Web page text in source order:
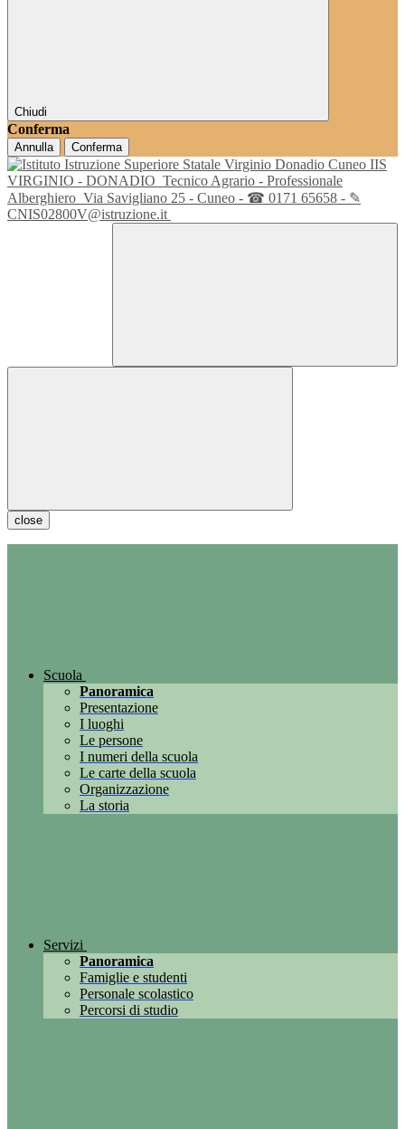
Chiudi
Conferma
Annulla Conferma
IIS
VIRGINIO - DONADIO Tecnico Agrario - Professionale
Alberghiero Via Savigliano 25 - Cuneo - ☎ 0171 65658 - ✎
CNIS02800V@istruzione.it
close
Scuola
Panoramica
Presentazione
I luoghi
Le persone
I numeri della scuola
Le carte della scuola
Organizzazione
La storia
Servizi
Panoramica
Famiglie e studenti
Personale scolastico
Percorsi di studio